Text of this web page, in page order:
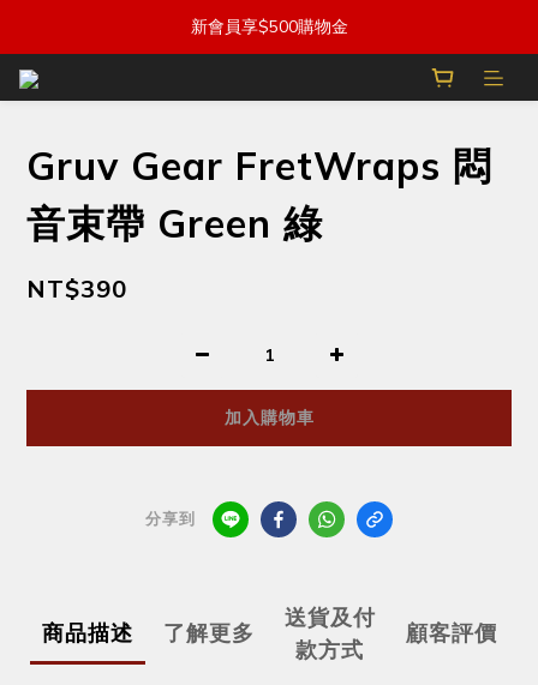
新會員享$500購物金
Gruv Gear FretWraps 悶
音束帶 Green 綠
NT$390
加入購物車
分享到
商品描述 了解更多
送貨及付
款方式
顧客評價